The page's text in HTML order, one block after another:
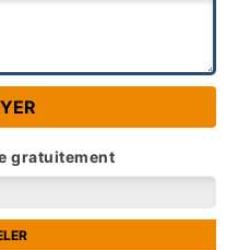
gratuitement